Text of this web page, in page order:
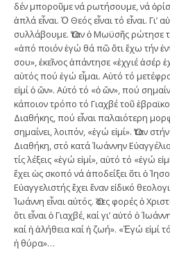
δέν μποροῦμε νά ρωτήσουμε, νά
ἁπλά εἶναι. Ὁ Θεός εἶναι τό εἶναι.
συλλάβουμε. Ὅταν ὁ Μωϋσῆς ρώτησε
«ἀπό ποιόν ἐγώ θά πῶ ὅτι ἔχω τήν
σου», ἐκεῖνος ἀπάντησε «ἐχγιέ ἀσέρ
αὐτός πού ἐγώ εἶμαι. Αὐτό τό
εἰμί ὁ ὤν». Αὐτό τό «ὁ ὤν», πού
κάποιον τρόπο τό Γιαχβέ τοῦ
Διαθήκης, πού εἶναι παλαιότερη
σημαίνει, λοιπόν, «ἐγώ εἰμί». Ὅταν
Διαθήκη, στό κατά Ἰωάννην
τίς λέξεις «ἐγώ εἰμί», αὐτό τό «ἐγώ
ἔχει ὡς σκοπό νά ἀποδείξει ὅτι ὁ
Εὐαγγελιστής ἔχει ἕναν εἰδικό
Ἰωάννη εἶναι αὐτός. Ὅσες φορές ὁ
ὅτι εἶναι ὁ Γιαχβέ, καί γι’ αὐτό ὁ
καί ἡ ἀλήθεια καί ἡ ζωή». «Ἐγώ εἰμί
ἡ θύρα»…